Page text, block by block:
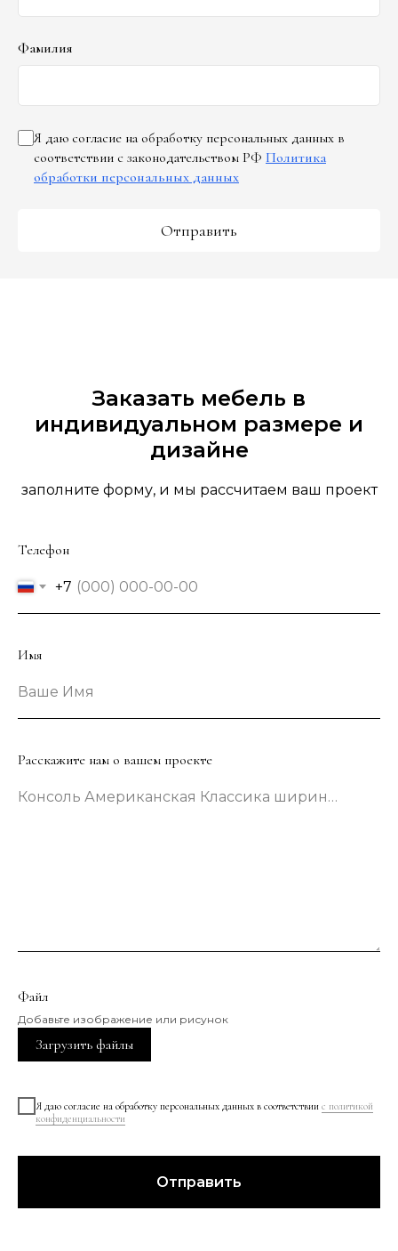
Фамилия
Я даю согласие на обработку персональных данных в
соответствии с законодательством РФ Политика
обработки персональных данных
Отправить
Заказать мебель в
индивидуальном размере и
дизайне
заполните форму, и мы рассчитаем ваш проект
Телефон
+7
Имя
Ваше Имя
Расскажите нам о вашем проекте
Консоль Американская Классика шириной 133 сантиметра в зеленом цвете
Файл
Добавьте изображение или рисунок
Загрузить файлы
Я даю согласие на обработку персональных данных в соответствии с политикой
конфиденциальности
Отправить